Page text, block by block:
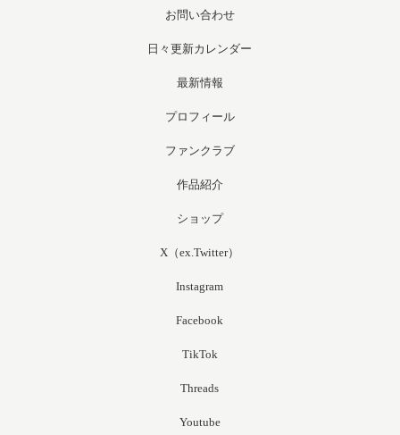
お問い合わせ
日々更新カレンダー
最新情報
プロフィール
ファンクラブ
作品紹介
ショップ
X（ex.Twitter）
Instagram
Facebook
TikTok
Threads
Youtube